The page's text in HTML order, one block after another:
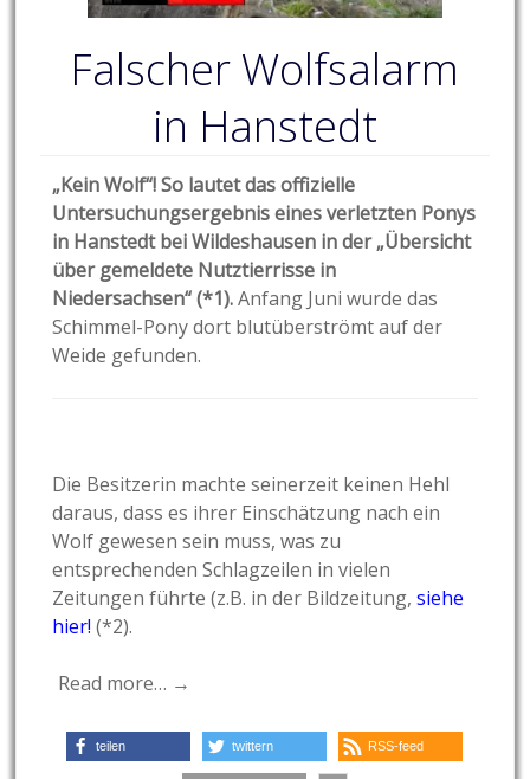
Falscher Wolfsalarm
in Hanstedt
„Kein Wolf“! So lautet das offizielle
Untersuchungsergebnis eines verletzten Ponys
in Hanstedt bei Wildeshausen in der „Übersicht
über gemeldete Nutztierrisse in
Niedersachsen“ (*1).Anfang Juni wurde das
Schimmel-Pony dort blutüberströmt auf der
Weide gefunden.
Die Besitzerin machte seinerzeit keinen Hehl
daraus, dass es ihrer Einschätzung nach ein
Wolf gewesen sein muss, was zu
entsprechenden Schlagzeilen in vielen
Zeitungen führte (z.B. in der Bildzeitung,siehe
hier! (*2).
Read more… →
teilen twittern RSS-feed